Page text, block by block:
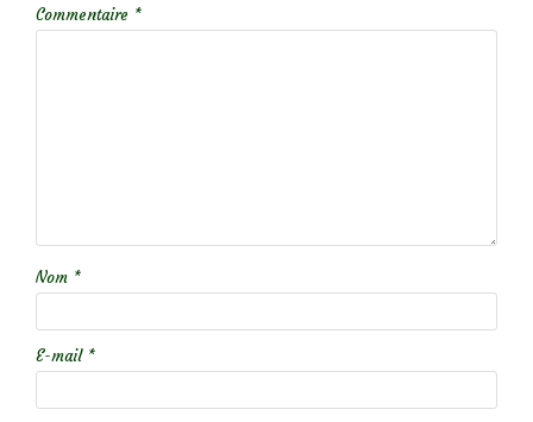
Commentaire *
Nom *
E-mail *